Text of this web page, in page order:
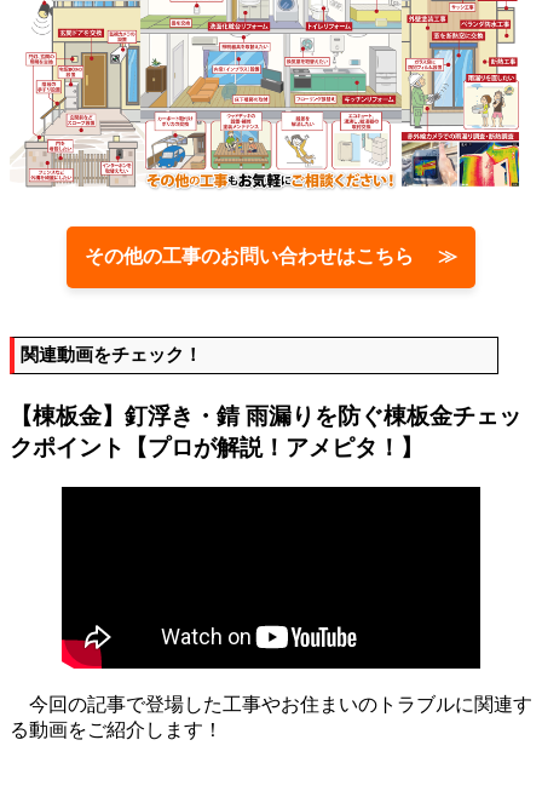
その他の工事のお問い合わせはこちら ≫
関連動画をチェック！
【棟板金】釘浮き・錆 雨漏りを防ぐ棟板金チェッ
クポイント【プロが解説！アメピタ！】
今回の記事で登場した工事やお住まいのトラブルに関連す
る動画をご紹介します！